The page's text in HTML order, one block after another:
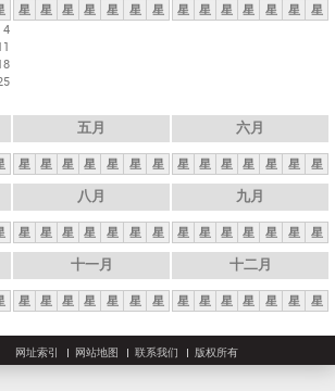
4
星 星 星 星 星 星 星 星 星 星 星 星 星 星
五月
星 星 星 星 星 星 星
六月
星 星 星 星 星 星 星
八月
星 星 星 星 星 星 星
九月
星 星 星 星 星 星 星
十一月
星 星 星 星 星 星 星
十二月
星 星 星 星 星 星 星
网址索引 网站地图 联系我们 版权所有